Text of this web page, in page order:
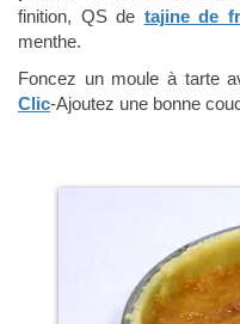
finition, QS de tajine de
menthe.
Foncez un moule à tarte
Clic-Ajoutez une bonne